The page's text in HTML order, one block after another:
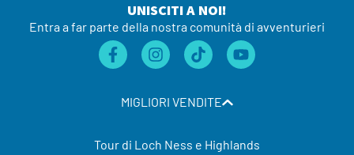
UNISCITI A NOI!
Entra a far parte della nostra comunità di avventurieri
MIGLIORI VENDITE
Tour di Loch Ness e Highlands